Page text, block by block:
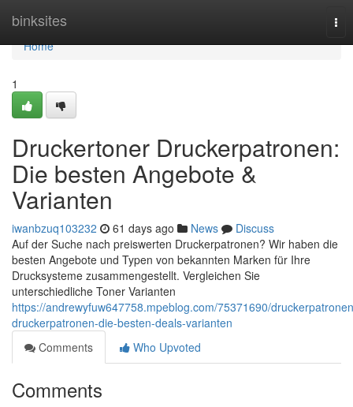
binksites
Home
Home
1
Druckertoner Druckerpatronen:
Die besten Angebote &
Varianten
iwanbzuq103232 61 days ago News
Discuss
Auf der Suche nach preiswerten Druckerpatronen? Wir haben die
besten Angebote und Typen von bekannten Marken für Ihre
Drucksysteme zusammengestellt. Vergleichen Sie
unterschiedliche Toner Varianten
https://andrewyfuw647758.mpeblog.com/75371690/
druckerpatronen-die-besten-deals-varianten
Comments
Who Upvoted
Comments